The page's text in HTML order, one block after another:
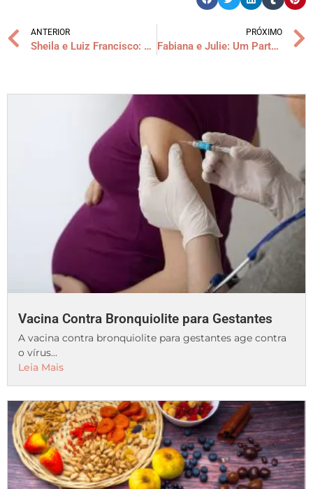
ANTERIOR
Sheila e Luiz Francisco: Da Indução ao final feliz!
PRÓXIMO
Fabiana e Julie: Um Parto Normal em Casa
Vacina Contra Bronquiolite para Gestantes
A vacina contra bronquiolite para gestantes age contra
o vírus...
Leia Mais